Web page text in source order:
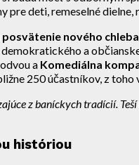
pre deti, remeselné
posvätenie nového chleba
a
a Komediálna
250 účastníkov, z toho
z baníckych tradícií.
históriou